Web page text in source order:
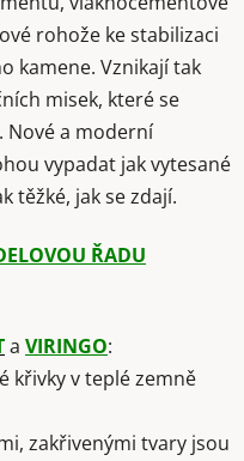
rohože ke stabilizaci
kamene. Vznikají tak
misek, které se
a moderní
vypadat jak vytesané
těžké, jak se zdají.
ŘADU
a VIRINGO:
křivky v teplé zemně
zakřivenými tvary jsou